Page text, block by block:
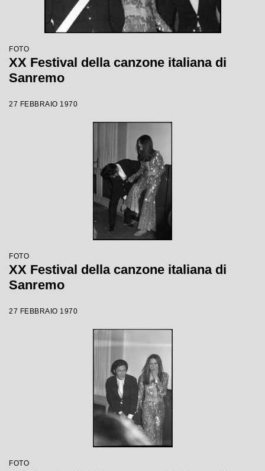
FOTO
XX Festival della canzone italiana di
Sanremo
27 FEBBRAIO 1970
FOTO
XX Festival della canzone italiana di
Sanremo
27 FEBBRAIO 1970
FOTO